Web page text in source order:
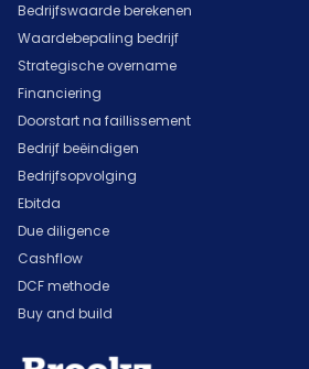
Bedrijfswaarde berekenen
Waardebepaling bedrijf
Strategische overname
Financiering
Doorstart na faillissement
Bedrijf beëindigen
Bedrijfsopvolging
Ebitda
Due diligence
Cashflow
DCF methode
Buy and build